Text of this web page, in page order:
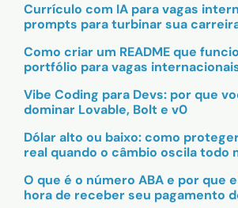
Currículo com IA para vagas
prompts para turbinar sua
Como criar um README que
portfólio para vagas
Vibe Coding para Devs: por que
dominar Lovable, Bolt e v0
Dólar alto ou baixo: como
real quando o câmbio oscila todo
O que é o número ABA e por que
hora de receber seu pagamento